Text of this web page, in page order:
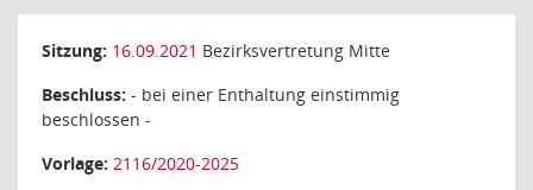
Sitzung: 16.09.2021 Bezirksvertretung Mitte
Beschluss: - bei einer Enthaltung einstimmig
beschlossen -
Vorlage: 2116/2020-2025